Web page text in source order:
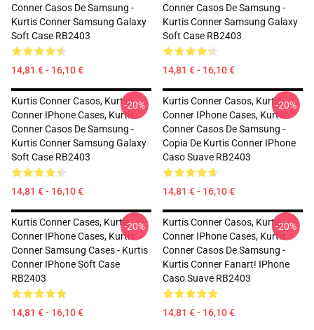
Conner Casos De Samsung -
Kurtis Conner Samsung Galaxy
Soft Case RB2403
14,81 € - 16,10 €
Conner Casos De Samsung -
Kurtis Conner Samsung Galaxy
Soft Case RB2403
14,81 € - 16,10 €
Kurtis Conner Casos, Kurtis
Conner IPhone Cases, Kurtis
Conner Casos De Samsung -
Kurtis Conner Samsung Galaxy
Soft Case RB2403
14,81 € - 16,10 €
-20%
Kurtis Conner Casos, Kurtis
Conner IPhone Cases, Kurtis
Conner Casos De Samsung -
Copia De Kurtis Conner IPhone
Caso Suave RB2403
14,81 € - 16,10 €
-20%
Kurtis Conner Cases, Kurtis
Conner IPhone Cases, Kurtis
Conner Samsung Cases - Kurtis
Conner IPhone Soft Case
RB2403
14,81 € - 16,10 €
-20%
Kurtis Conner Casos, Kurtis
Conner IPhone Cases, Kurtis
Conner Casos De Samsung -
Kurtis Conner Fanart! IPhone
Caso Suave RB2403
14,81 € - 16,10 €
-20%